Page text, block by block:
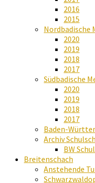
2016
2015
Nordbadische
2020
2019
2018
2017
Südbadische
2020
2019
2018
2017
Baden-
Archiv
BW
Breitenschach
Anstehende